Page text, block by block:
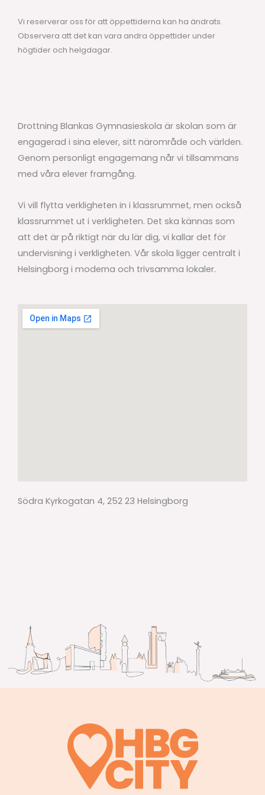
Vi reserverar oss för att öppettiderna kan ha ändrats.
Observera att det kan vara andra öppettider under
högtider och helgdagar.
Drottning Blankas Gymnasieskola är skolan som är
engagerad i sina elever, sitt närområde och världen.
Genom personligt engagemang når vi tillsammans
med våra elever framgång.
Vi vill flytta verkligheten in i klassrummet, men också
klassrummet ut i verkligheten. Det ska kännas som
att det är på riktigt när du lär dig, vi kallar det för
undervisning i verkligheten. Vår skola ligger centralt i
Helsingborg i moderna och trivsamma lokaler.
Södra Kyrkogatan 4, 252 23 Helsingborg